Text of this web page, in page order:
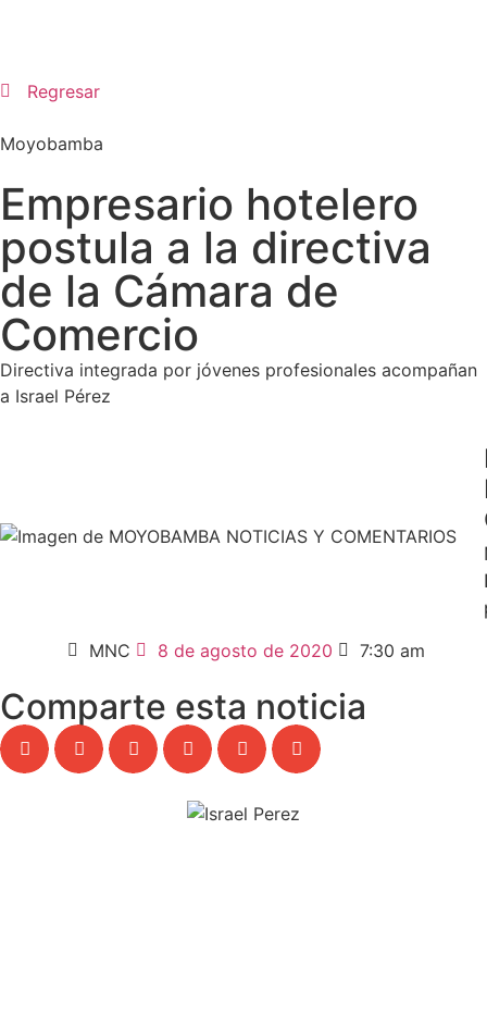
Regresar
Moyobamba
Empresario hotelero
postula a la directiva
de la Cámara de
Comercio
Directiva integrada por jóvenes profesionales acompañan
a Israel Pérez
MNC
8 de agosto de 2020 7:30 am
Comparte esta noticia